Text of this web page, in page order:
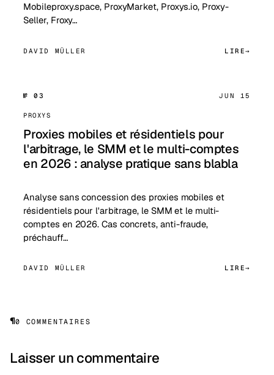
Mobileproxy.space, ProxyMarket, Proxys.io, Proxy-
Seller, Froxy…
DAVID MÜLLER LIRE
№ 03 JUN 15
PROXYS
Proxies mobiles et résidentiels pour
l'arbitrage, le SMM et le multi-comptes
en 2026 : analyse pratique sans blabla
Analyse sans concession des proxies mobiles et
résidentiels pour l'arbitrage, le SMM et le multi-
comptes en 2026. Cas concrets, anti-fraude,
préchauff…
DAVID MÜLLER LIRE
¶0 COMMENTAIRES
Laisser un commentaire